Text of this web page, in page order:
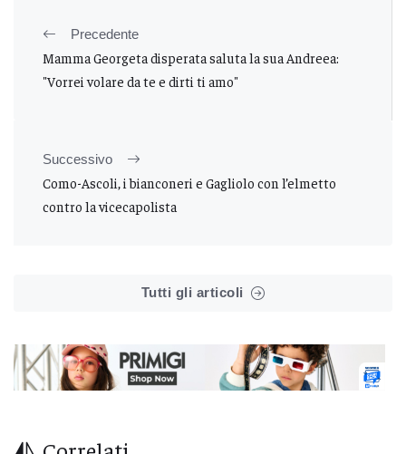
Precedente
Mamma Georgeta disperata saluta la sua Andreea:
"Vorrei volare da te e dirti ti amo"
Successivo
Como-Ascoli, i bianconeri e Gagliolo con l’elmetto
contro la vicecapolista
Tutti gli articoli